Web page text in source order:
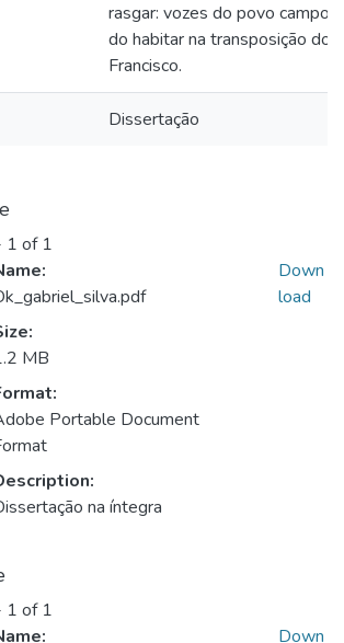
rasgar: vozes do povo
do habitar na transposição do
Francisco.
Dissertação
1 of 1
MB
Portable Document
na íntegra
Down
load
1 of 1
Down